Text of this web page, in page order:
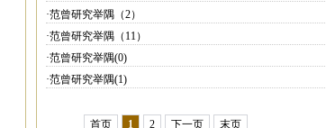
·范曾研究举隅（2）
·范曾研究举隅（11）
·范曾研究举隅(0)
·范曾研究举隅(1)
首页 1 2 下一页 末页